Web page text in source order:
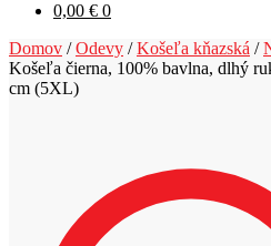
0,00 € 0
Domov /Odevy /Košeľa kňazská /
Košeľa čierna, 100% bavlna, dlhý
cm (5XL)